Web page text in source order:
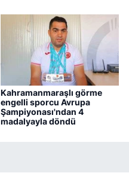
Kahramanmaraşlı görme
engelli sporcu Avrupa
Şampiyonası'ndan 4
madalyayla döndü